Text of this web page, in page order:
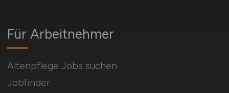
Für Arbeitnehmer
Altenpflege Jobs suchen
Jobfinder